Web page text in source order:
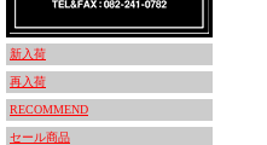
新入荷
再入荷
RECOMMEND
セール商品